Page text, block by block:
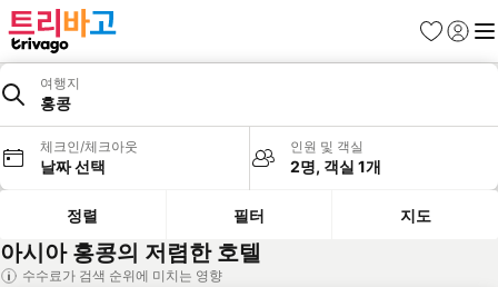
즐겨찾기
로그인
메
여행지
홍콩
체크인/체크아웃
날짜 선택
인원 및 객실
2명, 객실 1개
정렬 필터 지도
아시아 홍콩의 저렴한 호텔
수수료가 검색 순위에 미치는 영향